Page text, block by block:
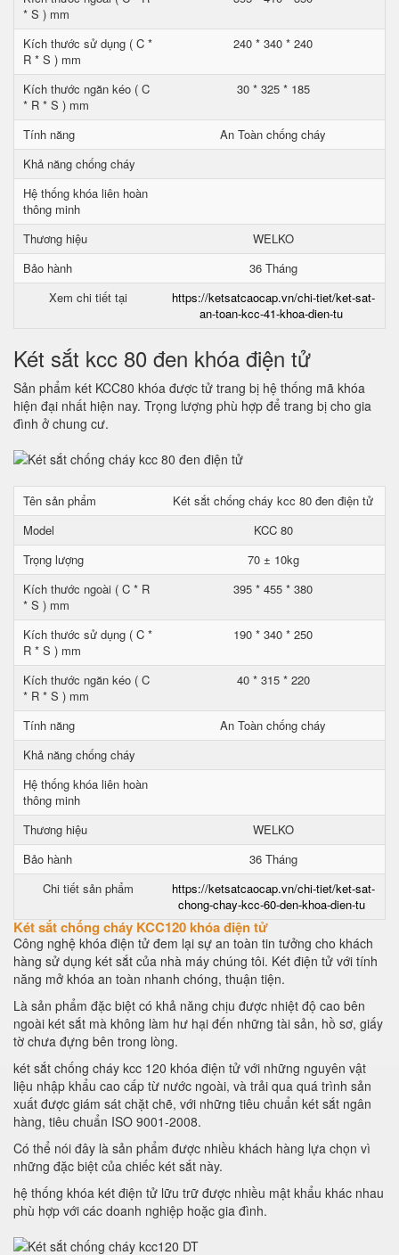
* S ) mm
Kích thước sử dụng ( C *
R * S ) mm
240 * 340 * 240
Kích thước ngăn kéo ( C
* R * S ) mm
30 * 325 * 185
Tính năng
An Toàn chống cháy
Khả năng chống cháy
Hệ thống khóa liên hoàn
thông minh
Thương hiệu
WELKO
Bảo hành
36 Tháng
Xem chi tiết tại
https://ketsatcaocap.vn/chi-tiet/ket-sat-
an-toan-kcc-41-khoa-dien-tu
Két sắt kcc 80 đen khóa điện tử
Sản phẩm két KCC80 khóa được tử trang bị hệ thống mã khóa
hiện đại nhất hiện nay. Trọng lượng phù hợp để trang bị cho gia
đình ở chung cư.
Tên sản phẩm
Két sắt chống cháy kcc 80 đen điện tử
Model
KCC 80
Trọng lượng
70 ± 10kg
Kích thước ngoài ( C * R
* S ) mm
395 * 455 * 380
Kích thước sử dụng ( C *
R * S ) mm
190 * 340 * 250
Kích thước ngăn kéo ( C
* R * S ) mm
40 * 315 * 220
Tính năng
An Toàn chống cháy
Khả năng chống cháy
Hệ thống khóa liên hoàn
thông minh
Thương hiệu
WELKO
Bảo hành
36 Tháng
Chi tiết sản phẩm
https://ketsatcaocap.vn/chi-tiet/ket-sat-
chong-chay-kcc-60-den-khoa-dien-tu
Két sắt chống cháy KCC120 khóa điện tử
Công nghệ khóa điện tử đem lại sự an toàn tin tưởng cho khách
hàng sử dụng két sắt của nhà máy chúng tôi. Két điện tử với tính
năng mở khóa an toàn nhanh chóng, thuận tiện.
Là sản phẩm đặc biệt có khả năng chịu được nhiệt độ cao bên
ngoài két sắt mà không làm hư hại đến những tài sản, hồ sơ, giấy
tờ chưa đựng bên trong lòng.
két sắt chống cháy kcc 120 khóa điện tử với những nguyên vật
liệu nhập khẩu cao cấp từ nước ngoài, và trải qua quá trình sản
xuất được giám sát chặt chẽ, với những tiêu chuẩn két sắt ngân
hàng, tiêu chuẩn ISO 9001-2008.
Có thể nói đây là sản phẩm được nhiều khách hàng lựa chọn vì
những đặc biệt của chiếc két sắt này.
hệ thống khóa két điện tử lữu trữ được nhiều mật khẩu khác nhau
phù hợp với các doanh nghiệp hoặc gia đình.